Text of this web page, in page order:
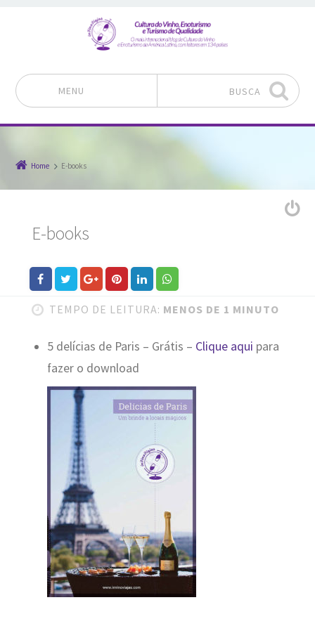
MENU BUSCA
Home E-books
E-books
TEMPO DE LEITURA: MENOS DE 1 MINUTO
5 delícias de Paris – Grátis – Clique aqui para
fazer o download